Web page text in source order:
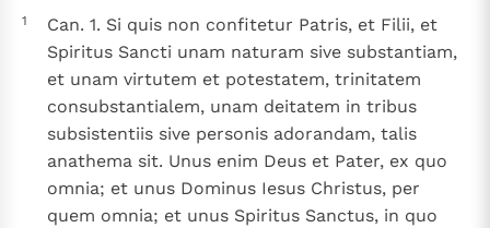
Denzinger
Gebruiksvoorwaarden
Nieuwste Documenten
Berichten
Het Vaticaan publiceert een nieuwe Latijnse uitgave
van het Romeins martyrologium
Vaticaanse financiële waakhond verliest autonomie
1
Can. 1. Si quis non confitetur Patris, et Filii, et
Spiritus Sancti unam naturam sive substantiam,
et unam virtutem et potestatem, trinitatem
consubstantialem, unam deitatem in tribus
subsistentiis sive personis adorandam, talis
anathema sit. Unus enim Deus et Pater, ex quo
omnia; et unus Dominus Iesus Christus, per
quem omnia; et unus Spiritus Sanctus, in quo